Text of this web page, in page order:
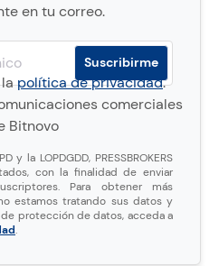
en tu correo.
lapolítica de privacidad.
comerciales
Bitnovo
la LOPDGDD, PRESSBROKERS
con la finalidad de enviar
Para obtener más
estamos tratando sus datos y
protección de datos, acceda a
.